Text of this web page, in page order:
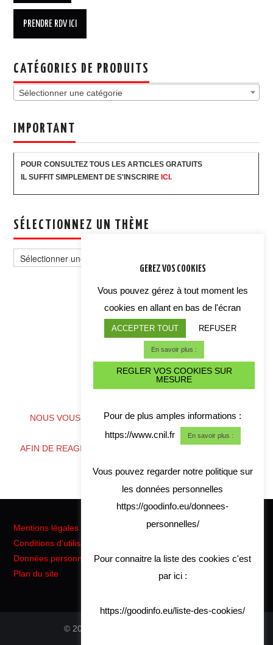
CATÉGORIES DE PRODUITS
Sélectionner une catégorie
IMPORTANT
POUR CONSULTEZ TOUS LES ARTICLES GRATUITS
IL SUFFIT SIMPLEMENT DE S'INSCRIRE ICI.
SÉLECTIONNEZ UN THÈME
un
thème
ALERTE CYBER CRISE
NOUS VOUS CONSEILLONS DE TELECHARGER NOS
COORDONNES
AFIN DE REAGIR RAPIDEMENT EN CAS DE CRISE CYBER
Mentions légales
Conditions d'utilisation
Données personnelles RGPD
Plan du site
© 2026 Good Info. All rights reserved.
GEREZ VOS COOKIES
Vous pouvez gérez à tout moment les
cookies en allant en bas de l'écran
ACCEPTER TOUT REFUSER
En savoir plus :
REGLER VOS COOKIES SUR
MESURE
Pour de plus amples informations :
https://www.cnil.fr
En savoir plus :
Vous pouvez regarder notre politique sur
les données personnelles
https://goodinfo.eu/donnees-
personnelles/
Pour connaitre la liste des cookies c'est
par ici :
https://goodinfo.eu/liste-des-cookies/